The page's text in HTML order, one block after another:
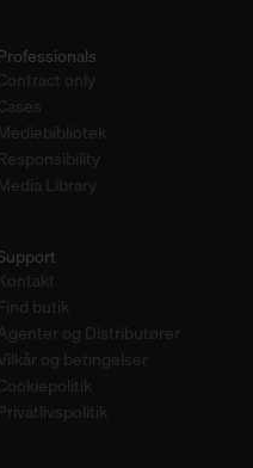
only
Library
butik
og Distributører
og betingelser